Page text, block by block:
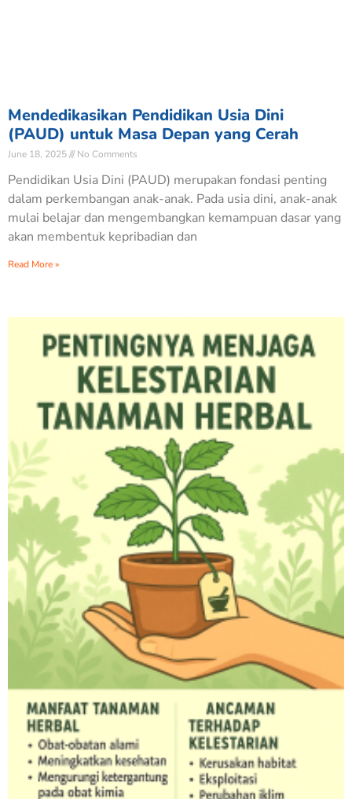
Mendedikasikan Pendidikan Usia Dini
(PAUD) untuk Masa Depan yang Cerah
June 18, 2025 No Comments
Pendidikan Usia Dini (PAUD) merupakan fondasi penting
dalam perkembangan anak-anak. Pada usia dini, anak-anak
mulai belajar dan mengembangkan kemampuan dasar yang
akan membentuk kepribadian dan
Read More »